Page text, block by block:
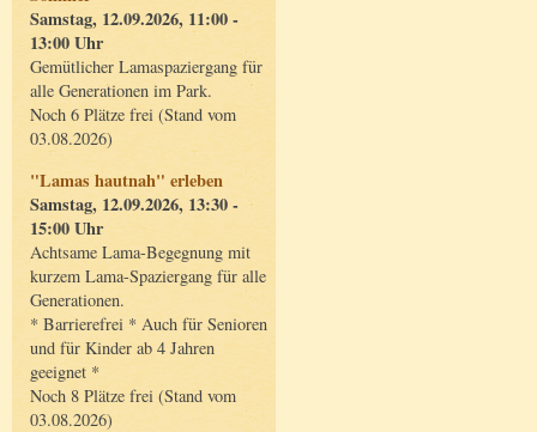
Samstag, 12.09.2026, 11:00 -
13:00 Uhr
Gemütlicher Lamaspaziergang für
alle Generationen im Park.
Noch 6 Plätze frei (Stand vom
03.08.2026)
"Lamas hautnah" erleben
Samstag, 12.09.2026, 13:30 -
15:00 Uhr
Achtsame Lama-Begegnung mit
kurzem Lama-Spaziergang für alle
Generationen.
* Barrierefrei * Auch für Senioren
und für Kinder ab 4 Jahren
geeignet *
Noch 8 Plätze frei (Stand vom
03.08.2026)